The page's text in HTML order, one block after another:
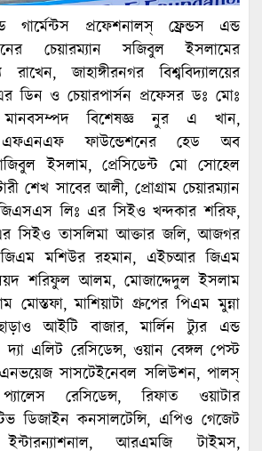
গার্মেন্টস প্রফেশনালস্ ফ্রেন্ডস এন্ড
চেয়ারম্যান সজিবুল ইসলামের
রাখেন, জাহাঙ্গীরনগর বিশ্ববিদ্যালয়ের
ডিন ও চেয়ারপার্সন প্রফেসর ডঃ মোঃ
বিশেষজ্ঞ নুর এ খান,
এফএনএফ ফাউন্ডেশনের হেড অব
ইসলাম, প্রেসিডেন্ট মো সোহেল
শেখ সাবের আলী, প্রোগ্রাম চেয়ারম্যান
লিঃ এর সিইও খন্দকার শরিফ,
সিইও তাসলিমা আক্তার জলি, আজগর
মশিউর রহমান, এইচআর জিএম
শরিফুল আলম, মোজাদ্দেদুল ইসলাম
মোস্তফা, মাশিয়াটা গ্রুপের পিএম মুন্না
আইটি বাজার, মার্লিন ট্যুর এন্ড
এলিট রেসিডেন্স, ওয়ান বেঙ্গল পেস্ট
এনভয়েজ সাসটেইনেবল সলিউশন, পালস্
রেসিডেন্স, রিফাত ওয়াটার
ডিজাইন কনসালটেন্সি, এপিও গেজেট
আরএমজি টাইমস,